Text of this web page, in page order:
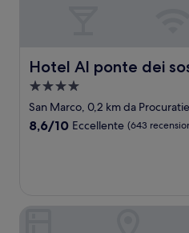
Hotel Al ponte dei
Hotel Al ponte dei sospiri
Struttura
a
4.0
San Marco, 0,2 km da
8.6
8,6/10 Eccellente (643